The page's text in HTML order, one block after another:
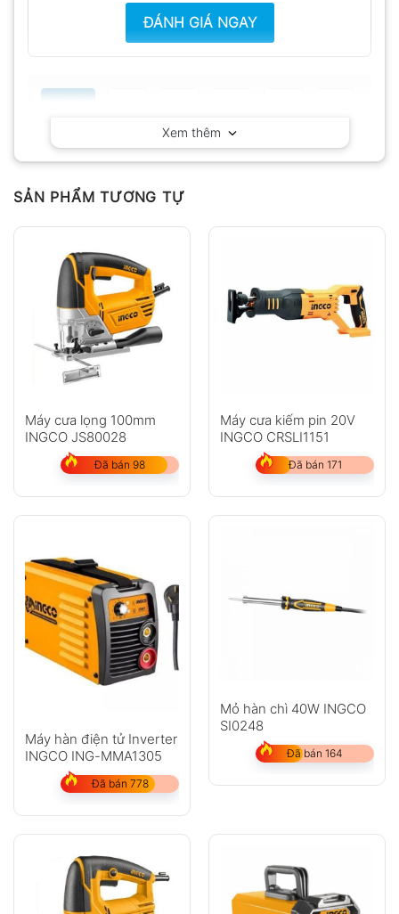
ĐÁNH GIÁ NGAY
Có ảnh
Chưa có đánh giá nào.
Hỏi đáp
Xem thêm
SẢN PHẨM TƯƠNG TỰ
Máy cưa lọng 100mm
INGCO JS80028
Đã bán 98
Máy cưa kiếm pin 20V
INGCO CRSLI1151
Đã bán 171
Máy hàn điện tử Inverter
INGCO ING-MMA1305
Đã bán 778
Mỏ hàn chì 40W INGCO
SI0248
Đã bán 164